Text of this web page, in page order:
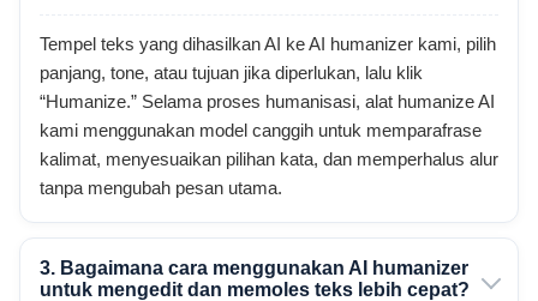
Tempel teks yang dihasilkan AI ke AI humanizer kami, pilih
panjang, tone, atau tujuan jika diperlukan, lalu klik
“Humanize.” Selama proses humanisasi, alat humanize AI
kami menggunakan model canggih untuk memparafrase
kalimat, menyesuaikan pilihan kata, dan memperhalus alur
tanpa mengubah pesan utama.
3. Bagaimana cara menggunakan AI humanizer
untuk mengedit dan memoles teks lebih cepat?